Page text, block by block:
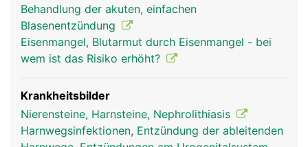
Behandlung der akuten, einfachen
Blasenentzündung
Eisenmangel, Blutarmut durch Eisenmangel - bei
wem ist das Risiko erhöht?
Krankheitsbilder
Nierensteine, Harnsteine, Nephrolithiasis
Harnwegsinfektionen, Entzündung der ableitenden